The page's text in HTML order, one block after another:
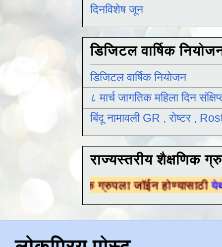
दिनविशेष जून
डिजिटल वार्षिक
डिजिटल वार्षिक नियोजन
८ मार्च जागतिक महिला दिन
बिंदू नामावली GR , रोष्टर ,
राज्यस्तरीय शैक्षणिक
ग्रुपला जॉईन होण्यासाठीयेथे क्लिक करा .